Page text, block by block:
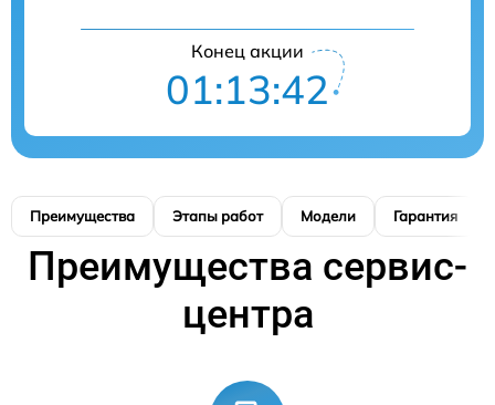
Конец акции
01:13:41
Преимущества Этапы работ Модели Гарантия
Преимущества сервис-
центра